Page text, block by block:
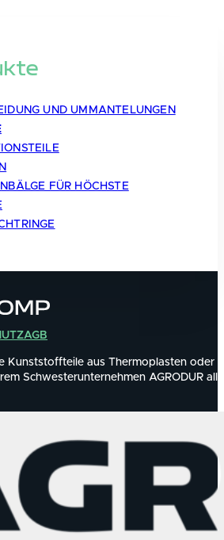
UND UMMANTELUNGEN
FÜR HÖCHSTE
AGB
Kunststoffteile aus Thermoplasten oder
Schwesterunternehmen AGRODUR